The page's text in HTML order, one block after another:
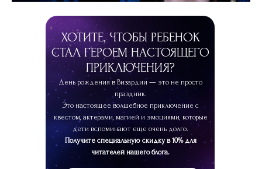
ХОТИТЕ, ЧТОБЫ РЕБЕНОК
СТАЛ ГЕРОЕМ НАСТОЯЩЕГО
ПРИКЛЮЧЕНИЯ?
День рождения в Визардии — это не просто
праздник.
Это настоящее волшебное приключение с
квестом, актерами, магией и эмоциями, которые
дети вспоминают еще очень долго.
Получите специальную скидку в 10% для
читателей нашего блога.